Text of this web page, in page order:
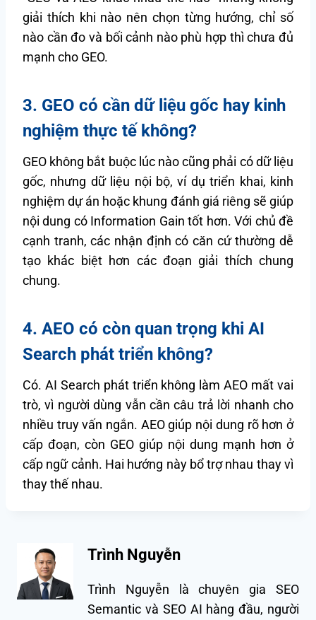
giải thích khi nào nên chọn từng hướng, chỉ số
nào cần đo và bối cảnh nào phù hợp thì chưa đủ
mạnh cho GEO.
3. GEO có cần dữ liệu gốc hay kinh
nghiệm thực tế không?
GEO không bắt buộc lúc nào cũng phải có dữ liệu
gốc, nhưng dữ liệu nội bộ, ví dụ triển khai, kinh
nghiệm dự án hoặc khung đánh giá riêng sẽ giúp
nội dung có Information Gain tốt hơn. Với chủ đề
cạnh tranh, các nhận định có căn cứ thường dễ
tạo khác biệt hơn các đoạn giải thích chung
chung.
4. AEO có còn quan trọng khi AI
Search phát triển không?
Có. AI Search phát triển không làm AEO mất vai
trò, vì người dùng vẫn cần câu trả lời nhanh cho
nhiều truy vấn ngắn. AEO giúp nội dung rõ hơn ở
cấp đoạn, còn GEO giúp nội dung mạnh hơn ở
cấp ngữ cảnh. Hai hướng này bổ trợ nhau thay vì
thay thế nhau.
Trình Nguyễn
Trình Nguyễn là chuyên gia SEO
Semantic và SEO AI hàng đầu, người